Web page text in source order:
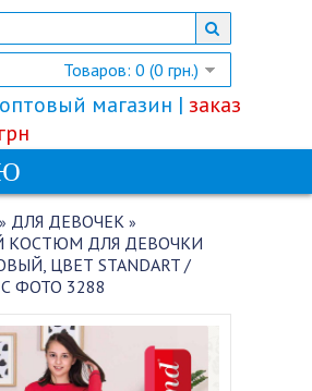
Товаров: 0 (0 грн.)
магазин | заказ
» ДЛЯ ДЕВОЧЕК »
ДЛЯ ДЕВОЧКИ
ЦВЕТ STANDART /
ФОТО 3288